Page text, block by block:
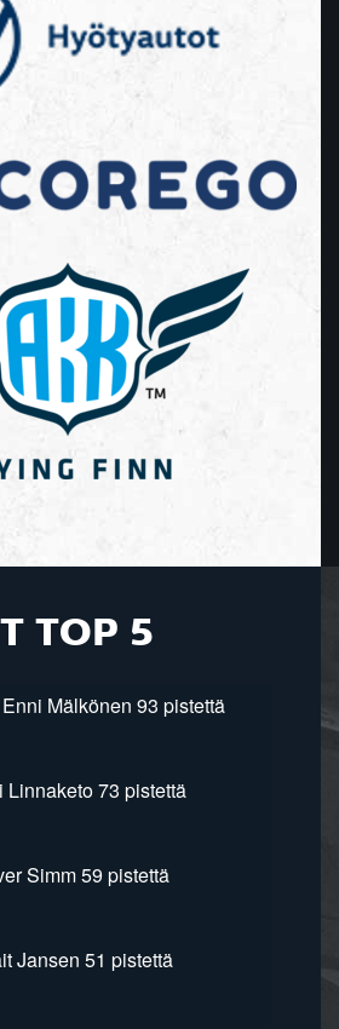
TOP 5
Mälkönen 93 pistettä
Linnaketo 73 pistettä
Simm 59 pistettä
Jansen 51 pistettä